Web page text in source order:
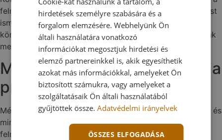
felméréstől a bevezetésig. Az ipari automatizálással most
ismerkedő cégektől a magas digitalizáltságú, ipar 4.0
környezetben működő vállalatokig, mindenkinek nyújtunk
megoldást.
Mi vezérel minket? – Mindig a
probléma megoldása
Mérnöki szemlélettel dolgozunk, szeretjük a kihívásokat és
mindig a felmerülő probléma megoldására törekszünk:
felmérünk, tervezünk, egyeztetünk és olyan megoldást
hirdetések személyre szabására és a
forgalom elemzésére. Webhelyünk Ön
általi használatára vonatkozó
információkat megosztjuk hirdetési és
elemző partnereinkkel is, akik egyesíthetik
azokat más információkkal, amelyeket Ön
biztosított számukra, vagy amelyeket a
szolgáltatásaik Ön általi használatából
gyűjtöttek össze.Adatvédelmi irányelvek
ÖSSZES ELFOGADÁSA